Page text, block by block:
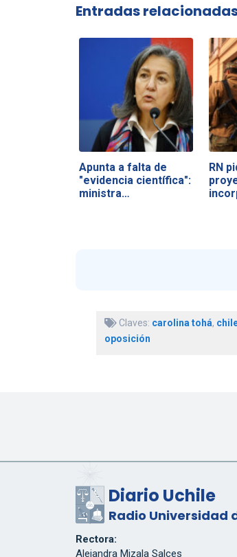
Entradas
Apunta a falta de
"evidencia científica":
ministra…
RN
Claves: carolina tohá,
oposición
Diario Uchile
Radio Universidad
Rectora:
Alejandra Mizala Salces